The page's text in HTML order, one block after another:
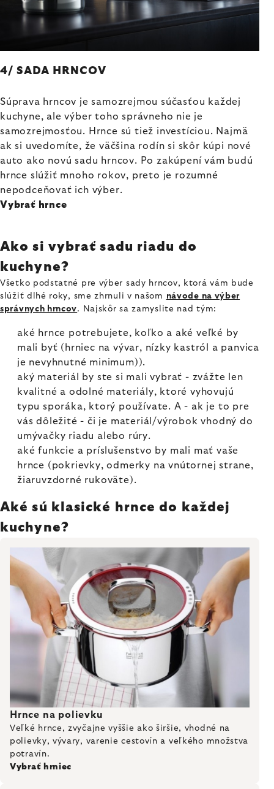
4/ SADA HRNCOV
Súprava hrncov je samozrejmou súčasťou každej
kuchyne, ale výber toho správneho nie je
samozrejmosťou. Hrnce sú tiež investíciou. Najmä
ak si uvedomíte, že väčšina rodín si skôr kúpi nové
auto ako novú sadu hrncov. Po zakúpení vám budú
hrnce slúžiť mnoho rokov, preto je rozumné
nepodceňovať ich výber.
Vybrať hrnce
Ako si vybrať sadu riadu do
kuchyne?
Všetko podstatné pre výber sady hrncov, ktorá vám bude
slúžiť dlhé roky, sme zhrnuli v našom návode na výber
správnych hrncov. Najskôr sa zamyslite nad tým:
aké hrnce potrebujete, koľko a aké veľké by
mali byť (hrniec na vývar, nízky kastról a panvica
je nevyhnutné minimum)).
aký materiál by ste si mali vybrať - zvážte len
kvalitné a odolné materiály, ktoré vyhovujú
typu sporáka, ktorý používate. A - ak je to pre
vás dôležité - či je materiál/výrobok vhodný do
umývačky riadu alebo rúry.
aké funkcie a príslušenstvo by mali mať vaše
hrnce (pokrievky, odmerky na vnútornej strane,
žiaruvzdorné rukoväte).
Aké sú klasické hrnce do každej
kuchyne?
Hrnce na polievku
Veľké hrnce, zvyčajne vyššie ako širšie, vhodné na
polievky, vývary, varenie cestovín a veľkého množstva
potravín.
Vybrať hrniec